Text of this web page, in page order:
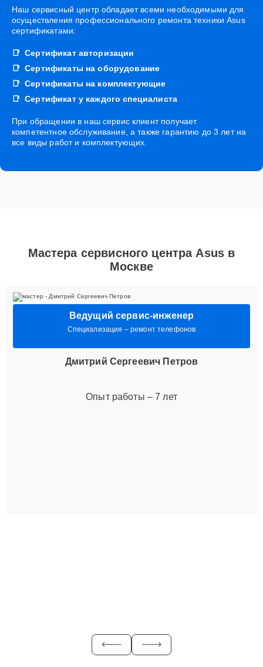
Наш сервисный центр обладает всеми необходимыми для
осуществления профессионального ремонта техники Asus
сертификатами:
Сертификат авторизации
Сертификаты на оборудование
Сертификаты на комплектующие
Сертификат у каждого специалиста
При обращении в наш сервис клиент получает
компетентное обслуживание, а также гарантию до 3 лет на
все виды работ и комплектующих.
Мастера сервисного центра Asus в
Москве
Ведущий сервис-инженер
Специализация – ремонт телефонов
Дмитрий Сергеевич Петров
Опыт работы – 7 лет